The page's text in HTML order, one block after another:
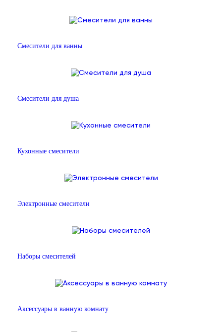
Смесители для ванны
Смесители для душа
Кухонные смесители
Электронные смесители
Наборы смесителей
Аксессуары в ванную комнату